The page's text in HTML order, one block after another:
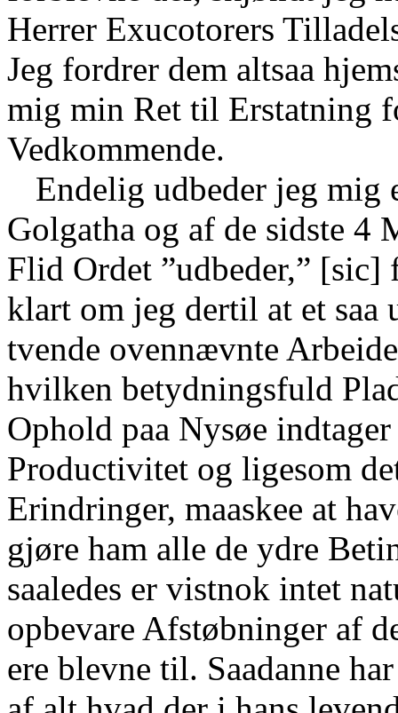
Herrer Exucotorers
Jeg fordrer dem altsaa
mig min Ret til Erstatning
Vedkommende.
Endelig udbeder jeg
Golgatha og af de sidste 4
Flid Ordet ”udbeder,”
klart om jeg dertil at et saa
tvende ovennævnte
hvilken betydningsfuld
Ophold paa Nysøe
Productivitet og ligesom
Erindringer, maaskee at
gjøre ham alle de ydre
saaledes er vistnok intet
opbevare Afstøbninger af
ere blevne til. Saadanne